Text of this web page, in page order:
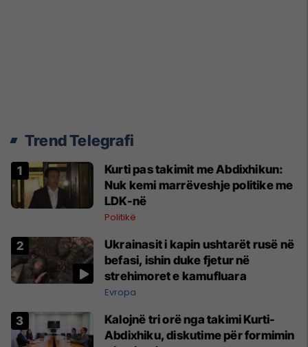
Trend Telegrafi
Kurti pas takimit me Abdixhikun:
Nuk kemi marrëveshje politike me
LDK-në
Politikë
Ukrainasit i kapin ushtarët rusë në
befasi, ishin duke fjetur në
strehimoret e kamufluara
Evropa
Kalojnë tri orë nga takimi Kurti-
Abdixhiku, diskutime për formimin